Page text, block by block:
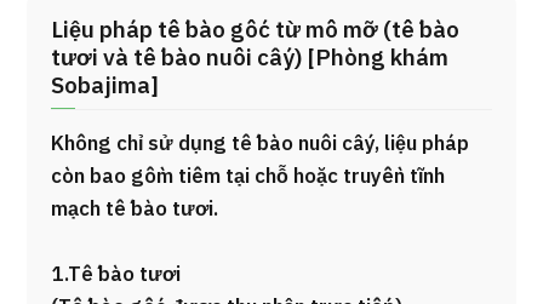
Liệu pháp tế bào gốc từ mô mỡ (tế bào
tươi và tế bào nuôi cấy) [Phòng khám
Sobajima]
Không chỉ sử dụng tế bào nuôi cấy, liệu pháp
còn bao gồm tiêm tại chỗ hoặc truyền tĩnh
mạch tế bào tươi.
1.Tế bào tươi